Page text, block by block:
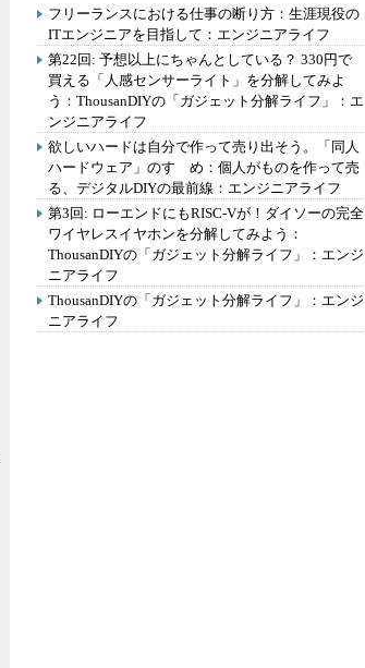
フリーランスにおける仕事の断り方：生涯現役の
ITエンジニアを目指して：エンジニアライフ
第22回: 予想以上にちゃんとしている？ 330円で
買える「人感センサーライト」を分解してみよ
う：ThousanDIYの「ガジェット分解ライフ」：エ
ンジニアライフ
欲しいハードは自分で作って売り出そう。「同人
ハードウェア」のすゝめ：個人がものを作って売
る、デジタルDIYの最前線：エンジニアライフ
第3回: ローエンドにもRISC-Vが！ダイソーの完全
ワイヤレスイヤホンを分解してみよう：
ThousanDIYの「ガジェット分解ライフ」：エンジ
ニアライフ
ThousanDIYの「ガジェット分解ライフ」：エンジ
ニアライフ